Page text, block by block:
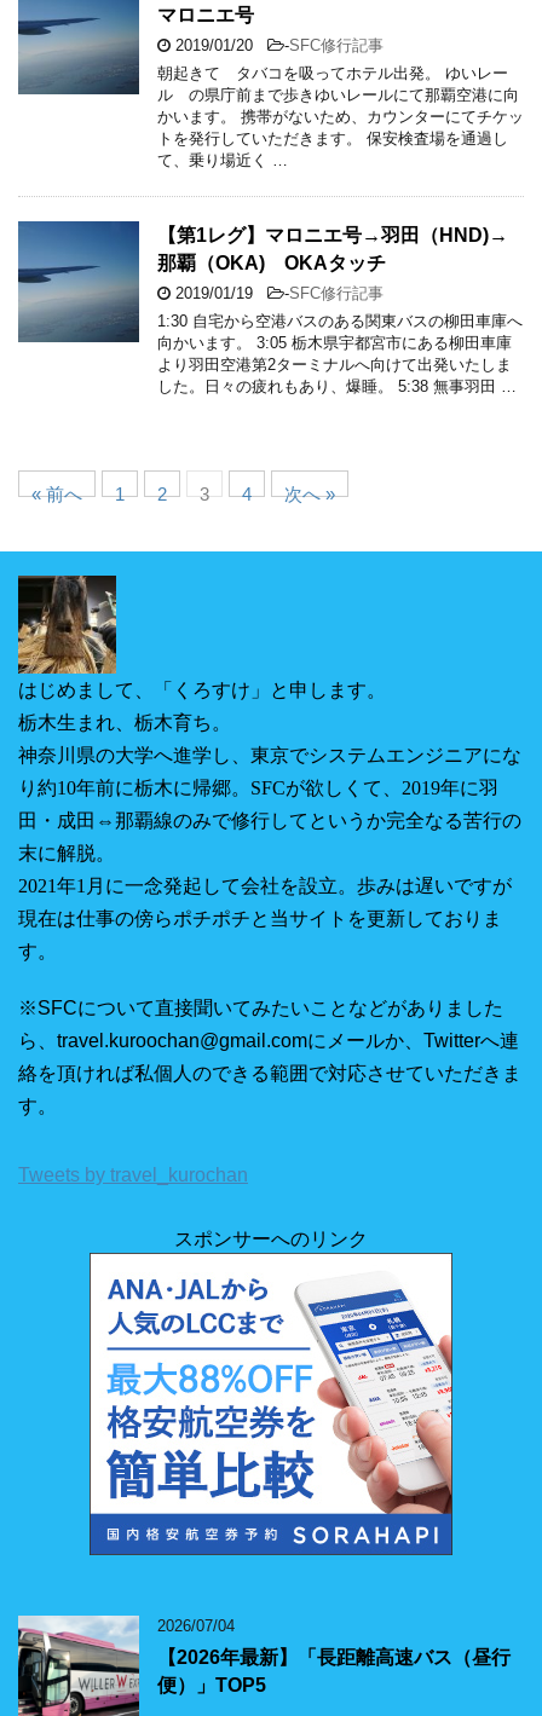
マロニエ号
2019/01/20 -SFC修行記事
朝起きて タバコを吸ってホテル出発。 ゆいレー
ル の県庁前まで歩きゆいレールにて那覇空港に向
かいます。 携帯がないため、カウンターにてチケッ
トを発行していただきます。 保安検査場を通過し
て、乗り場近く …
【第1レグ】マロニエ号→羽田（HND)→
那覇（OKA) OKAタッチ
2019/01/19 -SFC修行記事
1:30 自宅から空港バスのある関東バスの柳田車庫へ
向かいます。 3:05 栃木県宇都宮市にある柳田車庫
より羽田空港第2ターミナルへ向けて出発いたしま
した。日々の疲れもあり、爆睡。 5:38 無事羽田 …
« 前へ 1 2 3 4 次へ »
はじめまして、「くろすけ」と申します。
栃木生まれ、栃木育ち。
神奈川県の大学へ進学し、東京でシステムエンジニアにな
り約10年前に栃木に帰郷。SFCが欲しくて、2019年に羽
田・成田⇔那覇線のみで修行してというか完全なる苦行の
末に解脱。
2021年1月に一念発起して会社を設立。 歩みは遅いですが
現在は仕事の傍らポチポチと当サイトを更新しておりま
す。
※SFCについて直接聞いてみたいことなどがありました
ら、travel.kuroochan@gmail.comにメールか、Twitterへ連
絡を頂ければ私個人のできる範囲で対応させていただきま
す。
Tweets by travel_kurochan
スポンサーへのリンク
2026/07/04
【2026年最新】「長距離高速バス（昼行
便）」TOP5